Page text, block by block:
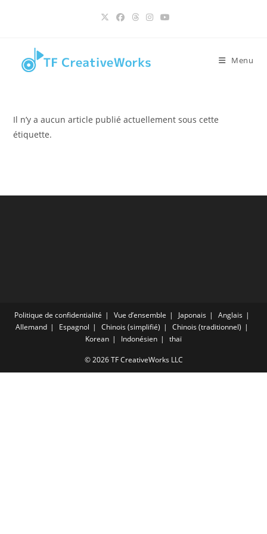
Menu
Il n’y a aucun article publié actuellement sous cette
étiquette.
Politique de confidentialité Vue d’ensemble Japonais
Anglais
Allemand
Espagnol Chinois (simplifié)
Chinois (traditionnel)
Korean
Indonésien thaï
© 2026 TF CreativeWorks LLC